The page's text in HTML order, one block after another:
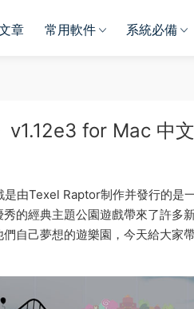
章 常用軟件 系統必備
for Mac 中
由Texel Raptor制作并發行的是
的經典主題公園遊戲帶來了許多
自己夢想的遊樂園，今天給大家